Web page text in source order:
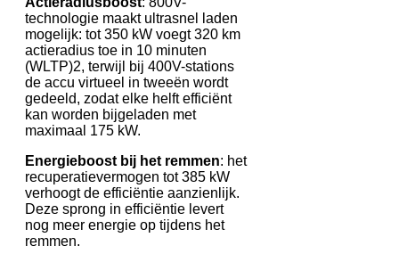
technologie maakt ultrasnel laden
mogelijk: tot 350 kW voegt 320 km
actieradius toe in 10 minuten
(WLTP)2, terwijl bij 400V-stations
de accu virtueel in tweeën wordt
gedeeld, zodat elke helft efficiënt
kan worden bijgeladen met
maximaal 175 kW.
Energieboost bij het remmen: het
recuperatievermogen tot 385 kW
verhoogt de efficiëntie aanzienlijk.
Deze sprong in efficiëntie levert
nog meer energie op tijdens het
remmen.